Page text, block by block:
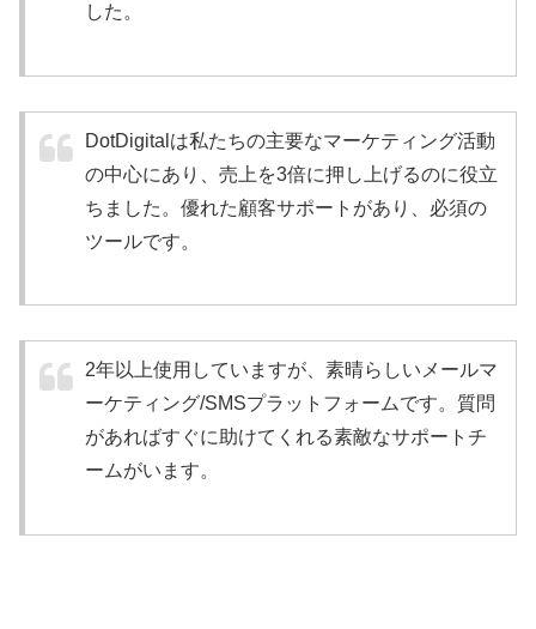
した。
DotDigitalは私たちの主要なマーケティング活動
の中心にあり、売上を3倍に押し上げるのに役立
ちました。優れた顧客サポートがあり、必須の
ツールです。
2年以上使用していますが、素晴らしいメールマ
ーケティング/SMSプラットフォームです。質問
があればすぐに助けてくれる素敵なサポートチ
ームがいます。